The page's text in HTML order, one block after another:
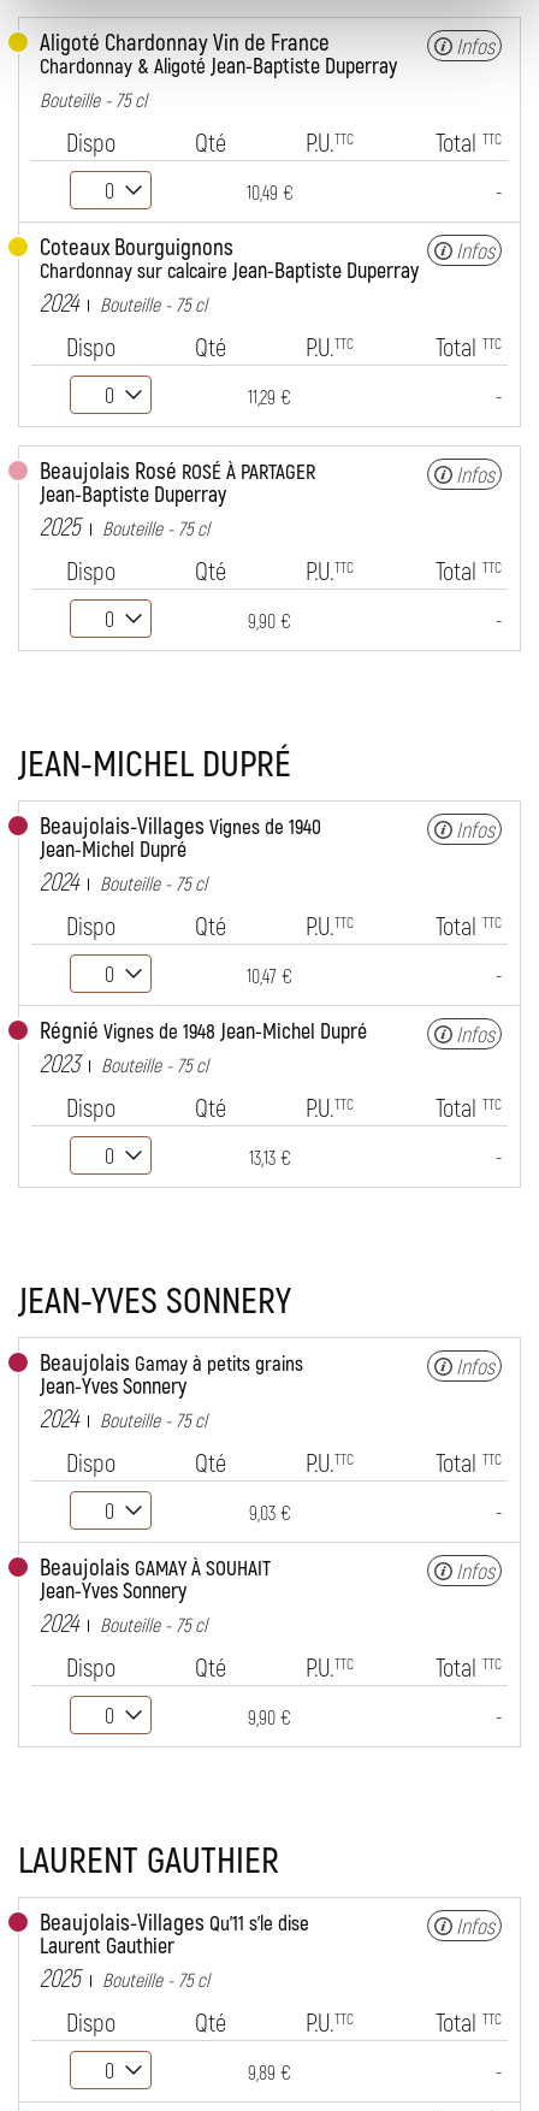
Aligoté Chardonnay Vin de France
Chardonnay & Aligoté Jean-Baptiste Duperray
Bouteille - 75 cl
Infos
Dispo Qté P.U.TTC Total TTC
10,49 € -
Coteaux Bourguignons
Chardonnay sur calcaire Jean-Baptiste Duperray
2024 Bouteille - 75 cl
Infos
Dispo Qté P.U.TTC Total TTC
11,29 € -
Beaujolais Rosé ROSÉ À PARTAGER
Jean-Baptiste Duperray
2025 Bouteille - 75 cl
Infos
Dispo Qté P.U.TTC Total TTC
9,90 € -
JEAN-MICHEL DUPRÉ
Beaujolais-Villages Vignes de 1940
Jean-Michel Dupré
2024 Bouteille - 75 cl
Infos
Dispo Qté P.U.TTC Total TTC
10,47 € -
Régnié Vignes de 1948 Jean-Michel Dupré
2023 Bouteille - 75 cl
Infos
Dispo Qté P.U.TTC Total TTC
13,13 € -
JEAN-YVES SONNERY
Beaujolais Gamay à petits grains
Jean-Yves Sonnery
2024 Bouteille - 75 cl
Infos
Dispo Qté P.U.TTC Total TTC
9,03 € -
Beaujolais GAMAY À SOUHAIT
Jean-Yves Sonnery
2024 Bouteille - 75 cl
Infos
Dispo Qté P.U.TTC Total TTC
9,90 € -
LAURENT GAUTHIER
Beaujolais-Villages Qu'11 s'le dise
Laurent Gauthier
2025 Bouteille - 75 cl
Infos
Dispo Qté P.U.TTC Total TTC
9,89 € -